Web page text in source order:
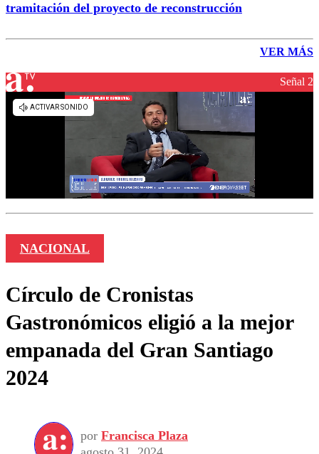
tramitación del proyecto de reconstrucción
VER MÁS
Señal 2
NACIONAL
Círculo de Cronistas
Gastronómicos eligió a la mejor
empanada del Gran Santiago
2024
por Francisca Plaza